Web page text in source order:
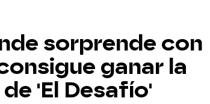
sorprende con
ganar la
'El Desafío'